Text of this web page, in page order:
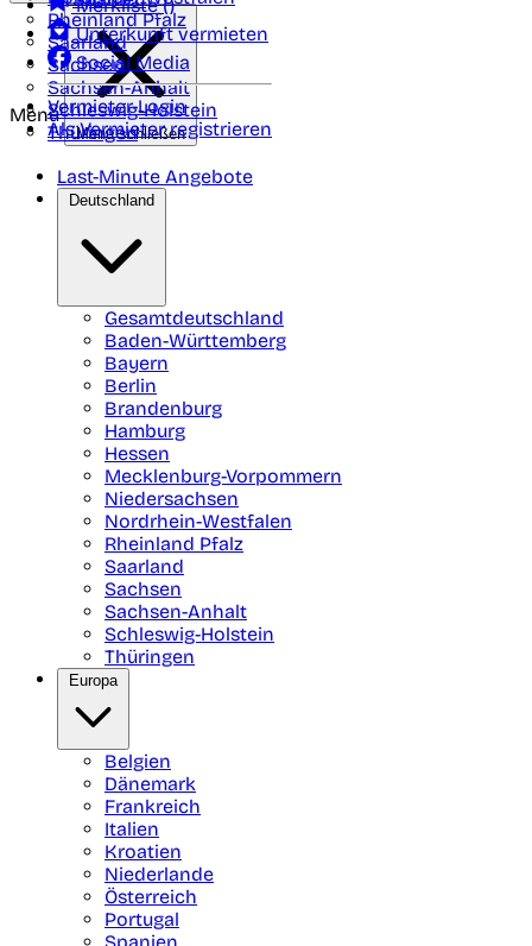
Rheinland Pfalz
Saarland
Sachsen
Sachsen-Anhalt
Schleswig-Holstein
Thüringen
Merkliste ()
Unterkunft vermieten
Social Media
Vermieter-Login
Als Vermieter registrieren
Menü
Menü schließen
Last-Minute Angebote
Deutschland
Gesamtdeutschland
Baden-Württemberg
Bayern
Berlin
Brandenburg
Hamburg
Hessen
Mecklenburg-Vorpommern
Niedersachsen
Nordrhein-Westfalen
Rheinland Pfalz
Saarland
Sachsen
Sachsen-Anhalt
Schleswig-Holstein
Thüringen
Europa
Belgien
Dänemark
Frankreich
Italien
Kroatien
Niederlande
Österreich
Portugal
Spanien